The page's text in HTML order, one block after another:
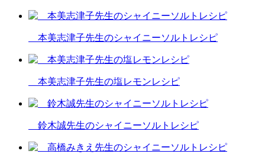
本美志津子先生のシャイニーソルトレシピ
本美志津子先生の塩レモンレシピ
鈴木誠先生のシャイニーソルトレシピ